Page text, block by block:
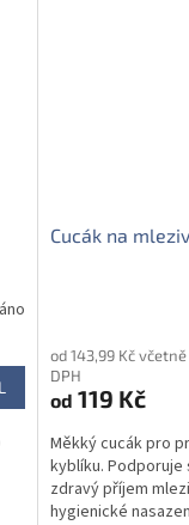
Cucák na
od 143,99 Kč včetně
DPH
od 119 Kč
Měkký cucák pro
kyblíku.
zdravý příjem
hygienické